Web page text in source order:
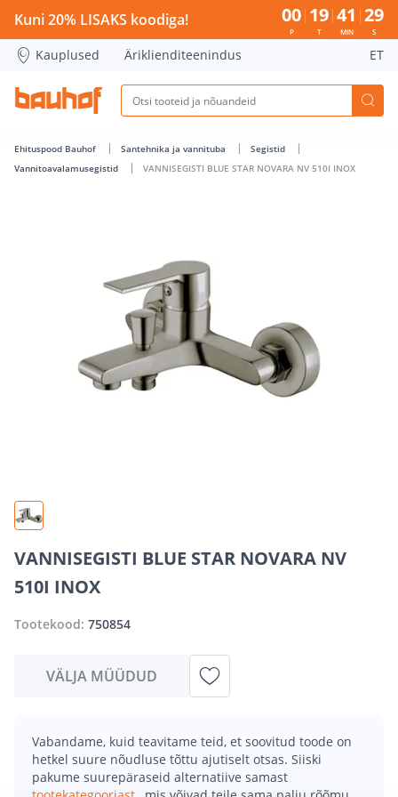
VANNISEGISTI BLUE STAR NOVARA NV 510I INOX - Bauhof
Kuni 20% LISAKS koodiga! 00
P
19
T
41
MIN
29
S
Kauplused Äriklienditeenindus ET
Ehituspood Bauhof Santehnika ja vannituba
Segistid
Vannitoavalamusegistid
VANNISEGISTI BLUE STAR NOVARA NV 510I INOX
VANNISEGISTI BLUE STAR NOVARA NV
510I INOX
Tootekood: 750854
VÄLJA MÜÜDUD
Vabandame, kuid teavitame teid, et soovitud toode on
hetkel suure nõudluse tõttu ajutiselt otsas. Siiski
pakume suurepäraseid alternatiive samast